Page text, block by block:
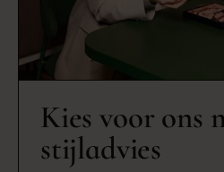
Kies voor ons
stijladvies